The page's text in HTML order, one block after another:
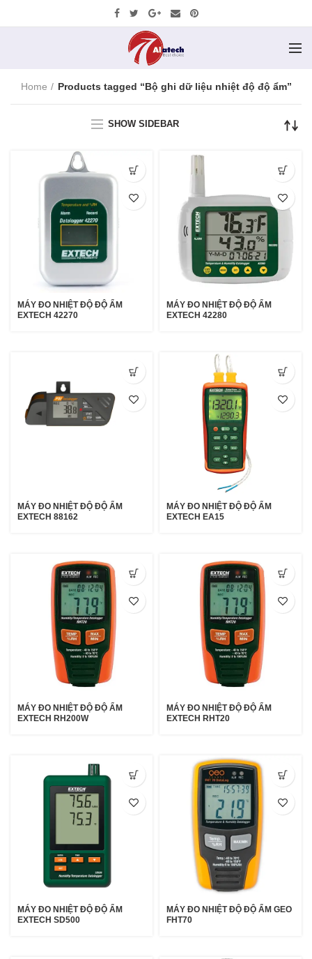
Home Products tagged “Bộ ghi dữ liệu nhiệt độ độ ẩm”
SHOW SIDEBAR
MÁY ĐO NHIỆT ĐỘ ĐỘ ẨM
EXTECH 42270
MÁY ĐO NHIỆT ĐỘ ĐỘ ẨM
EXTECH 42280
MÁY ĐO NHIỆT ĐỘ ĐỘ ẨM
EXTECH 88162
MÁY ĐO NHIỆT ĐỘ ĐỘ ẨM
EXTECH EA15
MÁY ĐO NHIỆT ĐỘ ĐỘ ẨM
EXTECH RH200W
MÁY ĐO NHIỆT ĐỘ ĐỘ ẨM
EXTECH RHT20
MÁY ĐO NHIỆT ĐỘ ĐỘ ẨM
EXTECH SD500
MÁY ĐO NHIỆT ĐỘ ĐỘ ẨM GEO
FHT70